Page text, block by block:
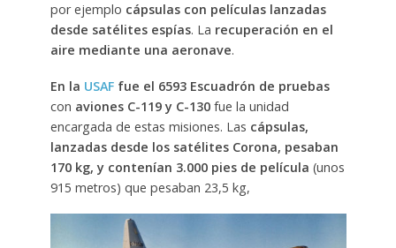
por ejemplo cápsulas con películas lanzadas
desde satélites espías. La recuperación en el
aire mediante una aeronave.
En la USAFfue el 6593 Escuadrón de pruebas
con aviones C-119 y C-130fue la unidad
encargada de estas misiones. Las cápsulas,
lanzadas desde los satélites Corona, pesaban
170 kg, y contenían 3.000 pies de película (unos
915 metros) que pesaban 23,5 kg,